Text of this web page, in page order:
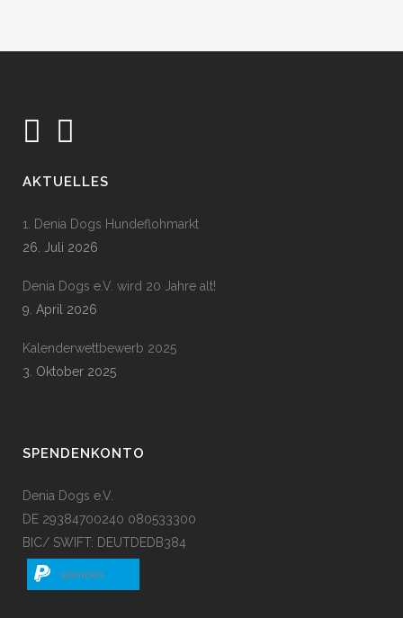
AKTUELLES
1. Denia Dogs Hundeflohmarkt
26. Juli 2026
Denia Dogs e.V. wird 20 Jahre alt!
9. April 2026
Kalenderwettbewerb 2025
3. Oktober 2025
SPENDENKONTO
Denia Dogs e.V.
DE 29384700240 080533300
BIC/ SWIFT: DEUTDEDB384
spenden